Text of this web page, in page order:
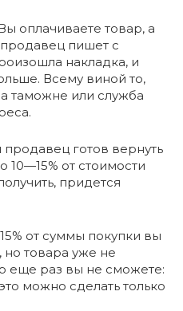
оплачиваете товар, а
пишет с
накладка, и
Всему виной то,
таможне или служба
готов вернуть
10—15% от стоимости
придется
от суммы покупки вы
но товара уже не
еще раз вы не сможете:
можно сделать только